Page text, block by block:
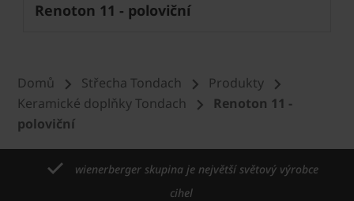
Renoton 11 - poloviční
Domů Střecha Tondach
Produkty
Keramické doplňky Tondach
Renoton 11 -
poloviční
wienerberger skupina je největší světový výrobce
cihel